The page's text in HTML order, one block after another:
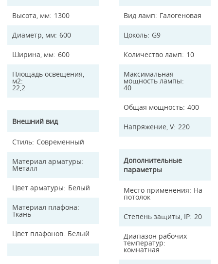
Высота, мм 1300
Диаметр, мм 600
Ширина, мм 600
Площадь освещения,
м2
22,2
Внешний вид
Стиль Современный
Материал арматуры
Металл
Цвет арматуры Белый
Материал плафона
Ткань
Цвет плафонов Белый
Вид ламп Галогеновая
Цоколь G9
Количество ламп 10
Максимальная
мощность лампы
40
Общая мощность 400
Напряжение, V 220
Дополнительные
параметры
Место применения На
потолок
Степень защиты, IP 20
Диапазон рабочих
температур
комнатная